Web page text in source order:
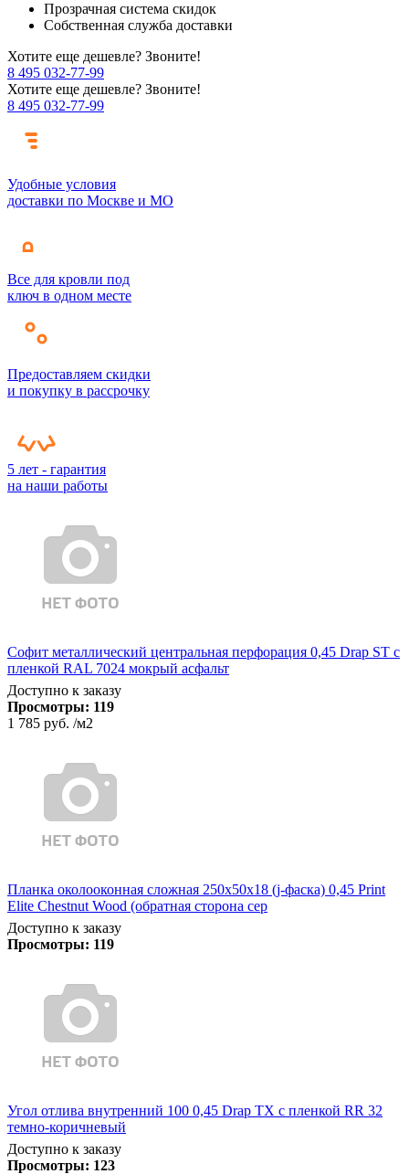
Прозрачная система скидок
Собственная служба доставки
Хотите еще дешевле? Звоните!
8 495 032-77-99
Хотите еще дешевле? Звоните!
8 495 032-77-99
Удобные условия
доставки по Москве и МО
Все для кровли под
ключ в одном месте
Предоставляем скидки
и покупку в рассрочку
5 лет - гарантия
на наши работы
Софит металлический центральная перфорация 0,45 Drap ST с
пленкой RAL 7024 мокрый асфальт
Доступно к заказу
Просмотры: 119
1 785 руб. /м2
Планка околооконная сложная 250х50х18 (j-фаска) 0,45 Print
Elite Chestnut Wood (обратная сторона сер
Доступно к заказу
Просмотры: 119
Угол отлива внутренний 100 0,45 Drap TX с пленкой RR 32
темно-коричневый
Доступно к заказу
Просмотры: 123